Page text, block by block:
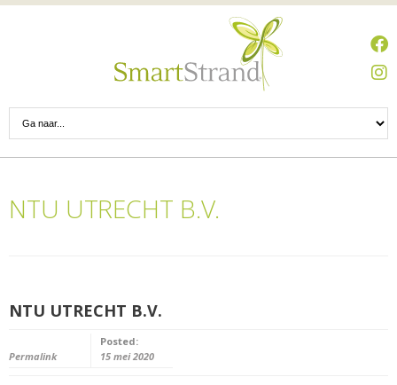
NTU UTRECHT B.V.
NTU UTRECHT B.V.
Permalink
Posted:
15 mei 2020